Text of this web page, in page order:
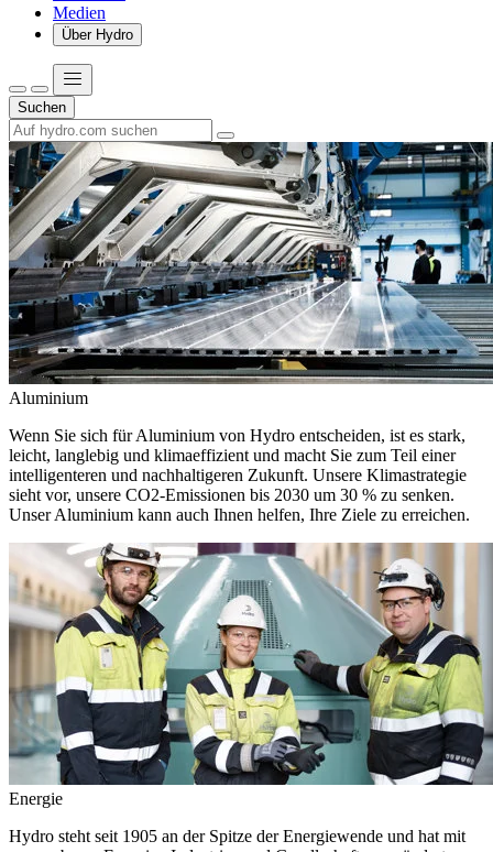
Medien
Über Hydro
Suchen
Aluminium
Wenn Sie sich für Aluminium von Hydro entscheiden, ist es stark,
leicht, langlebig und klimaeffizient und macht Sie zum Teil einer
intelligenteren und nachhaltigeren Zukunft. Unsere Klimastrategie
sieht vor, unsere CO2-Emissionen bis 2030 um 30 % zu senken.
Unser Aluminium kann auch Ihnen helfen, Ihre Ziele zu erreichen.
Energie
Hydro steht seit 1905 an der Spitze der Energiewende und hat mit